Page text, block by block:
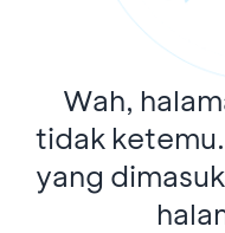
Wah,
tidak ketemu.
yang